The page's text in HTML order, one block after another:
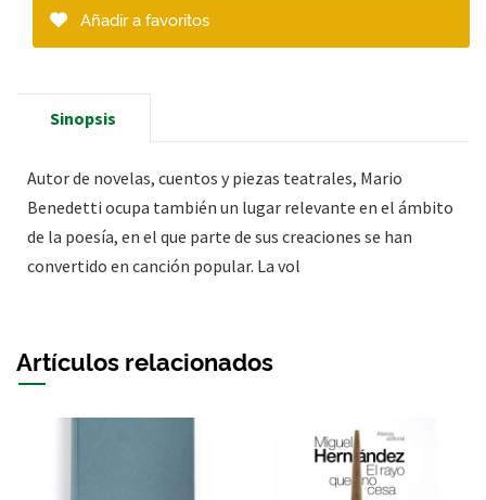
Añadir a favoritos
Sinopsis
Autor de novelas, cuentos y piezas teatrales, Mario
Benedetti ocupa también un lugar relevante en el ámbito
de la poesía, en el que parte de sus creaciones se han
convertido en canción popular. La vol
Artículos relacionados